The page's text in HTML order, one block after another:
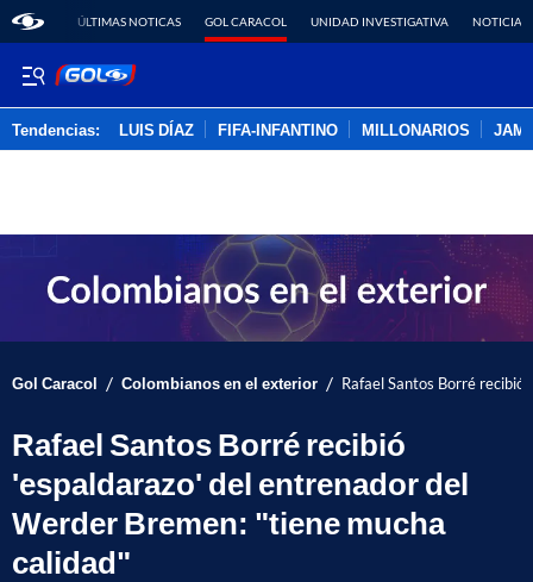
ÚLTIMAS NOTICAS GOL CARACOL UNIDAD INVESTIGATIVA NOTICIAS
Tendencias: LUIS DÍAZ FIFA-INFANTINO MILLONARIOS
Gol Caracol / Colombianos en el exterior / Rafael Santos Borré
Rafael Santos Borré recibió
'espaldarazo' del entrenador del
Werder Bremen: "tiene mucha
calidad"